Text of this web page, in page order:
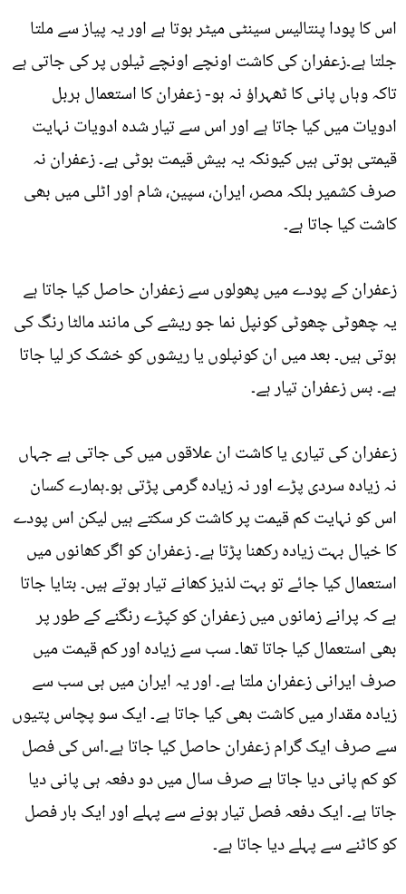
اس کا پودا پنتالیس سینٹی میٹر ہوتا ہے اور یہ پیاز سے ملتا
جلتا ہے۔زعفران کی کاشت اونچے اونچے ٹیلوں پر کی جاتی ہے
تاکہ وہاں پانی کا ٹھہراؤ نہ ہو- زعفران کا استعمال ہربل
ادویات میں کیا جاتا ہے اور اس سے تیار شدہ ادویات نہایت
قیمتی ہوتی ہیں کیونکہ یہ بیش قیمت بوٹی ہے۔ زعفران نہ
صرف کشمیر بلکہ مصر، ایران، سپین، شام اور اٹلی میں بھی
کاشت کیا جاتا ہے۔
زعفران کے پودے میں پھولوں سے زعفران حاصل کیا جاتا ہے
یہ چھوٹی چھوٹی کونپل نما جو ریشے کی مانند مالٹا رنگ کی
ہوتی ہیں۔ بعد میں ان کونپلوں یا ریشوں کو خشک کر لیا جاتا
ہے۔ بس زعفران تیار ہے۔
زعفران کی تیاری یا کاشت ان علاقوں میں کی جاتی ہے جہاں
نہ زیادہ سردی پڑے اور نہ زیادہ گرمی پڑتی ہو۔ہمارے کسان
اس کو نہایت کم قیمت پر کاشت کر سکتے ہیں لیکن اس پودے
کا خیال بہت زیادہ رکھنا پڑتا ہے۔ زعفران کو اگر کھانوں میں
استعمال کیا جائے تو بہت لذیز کھانے تیار ہوتے ہیں۔ بتایا جاتا
ہے کہ پرانے زمانوں میں زعفران کو کپڑے رنگنے کے طور پر
بھی استعمال کیا جاتا تھا۔ سب سے زیادہ اور کم قیمت میں
صرف ایرانی زعفران ملتا ہے۔ اور یہ ایران میں ہی سب سے
زیادہ مقدار میں کاشت بھی کیا جاتا ہے۔ ایک سو پچاس پتیوں
سے صرف ایک گرام زعفران حاصل کیا جاتا ہے۔اس کی فصل
کو کم پانی دیا جاتا ہے صرف سال میں دو دفعہ ہی پانی دیا
جاتا ہے۔ ایک دفعہ فصل تیار ہونے سے پہلے اور ایک بار فصل
کو کاٹنے سے پہلے دیا جاتا ہے۔